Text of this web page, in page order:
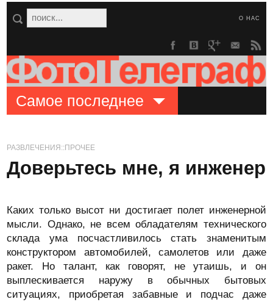
О НАС
Самое последнее
РАЗВЛЕЧЕНИЯ::ПРОЧЕЕ
Доверьтесь мне, я инженер
Каких только высот ни достигает полет инженерной
мысли. Однако, не всем обладателям технического
склада ума посчастливилось стать знаменитым
конструктором автомобилей, самолетов или даже
ракет. Но талант, как говорят, не утаишь, и он
выплескивается наружу в обычных бытовых
ситуациях, приобретая забавные и подчас даже